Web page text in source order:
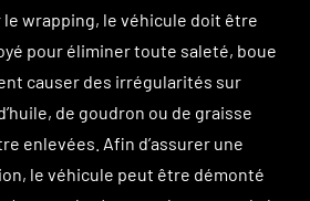
wrapping, le véhicule doit être
pour éliminer toute saleté, boue
causer des irrégularités sur
de goudron ou de graisse
enlevées. Afin d’assurer une
le véhicule peut être démonté